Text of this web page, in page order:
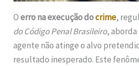
Oerro na execução docrime,
do Código Penal Brasileiro,
agente não atinge o alvo
resultado inesperado. Este